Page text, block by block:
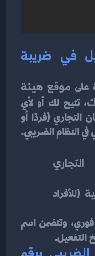
على
النظام الضريبي.
(للأفراد
التفعيل.